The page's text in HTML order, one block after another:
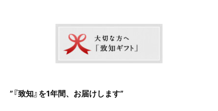
”『致知』を1年間、お届けします”